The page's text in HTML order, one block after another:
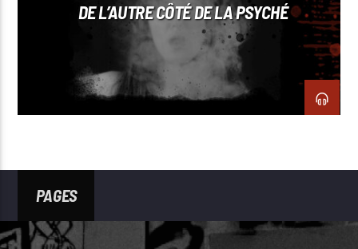
DE L’AUTRE CÔTÉ DE LA PSYCHÉ
PAGES